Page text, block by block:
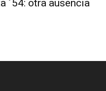
´54: otra ausencia